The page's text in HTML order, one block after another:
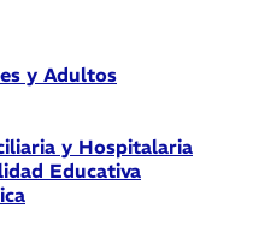
y Adultos
y Hospitalaria
Educativa